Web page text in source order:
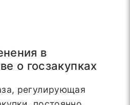
в
о госзакупках
регулирующая